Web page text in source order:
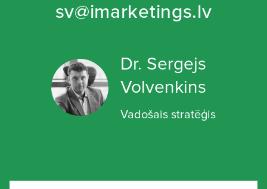
sv@imarketings.lv
Dr. Sergejs
Volvenkins
Vadošais stratēģis